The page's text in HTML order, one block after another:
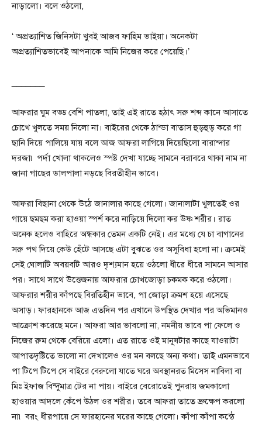
নাড়ালো। বলে ওঠলো,
‘ অপ্রত্যাশিত জিনিসটা খুবই আজব ফাহিম ভাইয়া। অনেকটা
অপ্রত্যাশিতভাবেই আপনাকে আমি নিজের করে পেয়েছি।’
আফরার ঘুম বড্ড বেশি পাতলা, তাই এই রাতে হঠাৎ সরু শব্দ কানে আসাতে
চোখে খুলতে সময় নিলো না। বাইরের থেকে ঠান্ডা বাতাস হুড়হুড় করে গা
ছানি দিয়ে পালিয়ে যায় বলে আজ আফরা লাগিয়ে দিয়েছিলো বারান্দার
দরজা৷ পর্দা খোলা থাকলেও স্পষ্ট দেখা যাচ্ছে সামনে বরাবরে থাকা নাম না
জানা গাছের ডালপালা নড়ছে বিরতীহীন ভাবে।
আফরা বিছানা থেকে উঠে জানালার কাছে গেলো। জানালাটা খুলতেই ওর
গায়ে ছমছম করা হাওয়া স্পর্শ করে নাড়িয়ে দিলো কর উষ্ণ শরীর। রাত
অনেক হলেও বাহিরে অন্ধকার তেমন একটি নেই। এর মধ্যে যে চা বাগানের
সরু পথ দিয়ে কেউ হেঁটে আসছে এটা বুুঝতে ওর অসুবিধা হলো না। ক্রমেই
সেই ঘোলাটি অবয়বটি আরও দৃশ্যমান হয়ে ওঠলো ধীরে ধীরে সামনে আসার
পর। সাথে সাথে উত্তেজনায় আফরার চোখজোড়া চকমক করে ওঠলো।
আফরার শরীর কাঁপছে বিরতিহীন ভাবে, পা জোড়া ক্রমশ হয়ে এসেছে
অসাড়। ফারহানকে আজ এতদিন পর এখানে উপস্থিত দেখার পর অভিমানও
আক্রোশ করেছে মনে। আফরা আর ভাবলো না, নমনীয় ভাবে পা ফেলে ও
নিজের রুম থেকে বেরিয়ে এলো। এত রাতে ওই মানুষটার কাছে যাওয়াটা
আপাতদৃষ্টিতে ভালো না দেখালেও ওর মন বলছে অন্য কথা। তাই এমনভাবে
পা টিপে টিপে সে বাইরে বেরুলো যাতে ঘরে অবস্থানরত মিসেস নাবিলা বা
মিঃ ইফাজ বিন্দুমাত্র টের না পায়। বাইরে বেরোতেই পুনরায় জমকালো
হাওয়ার আদলে কেঁপে উঠল ওর শরীর। তবে আফরা তাতে ভ্রুক্ষেপ করলো
না৷ বরং ধীরপায়ে সে ফারহানের ঘরের কাছে গেলো। কাঁপা কাঁপা কন্ঠে